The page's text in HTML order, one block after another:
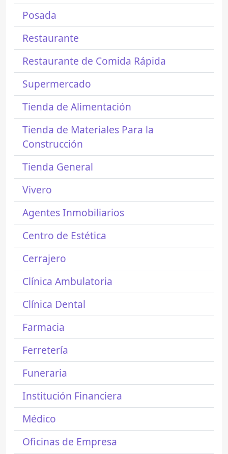
Posada
Restaurante
Restaurante de Comida Rápida
Supermercado
Tienda de Alimentación
Tienda de Materiales Para la
Construcción
Tienda General
Vivero
Agentes Inmobiliarios
Centro de Estética
Cerrajero
Clínica Ambulatoria
Clínica Dental
Farmacia
Ferretería
Funeraria
Institución Financiera
Médico
Oficinas de Empresa